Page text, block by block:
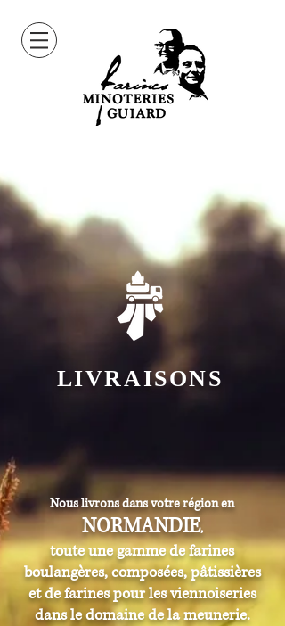
LIVRAISONS
Nous livrons dans votre région en
NORMANDIE,
toute une gamme de farines
boulangères, composées, pâtissières
et de farines pour les viennoiseries
dans le domaine de la meunerie.